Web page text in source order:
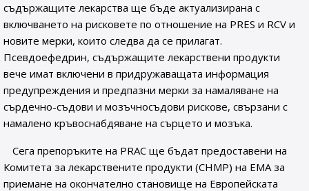
съдържащите лекарства ще бъде актуализирана с
включването на рисковете по отношение на PRES и RCV и
новите мерки, които следва да се прилагат.
Псевдоефедрин, съдържащите лекарствени продукти
вече имат включени в придружаващата информация
предупреждения и предпазни мерки за намаляване на
сърдечно-съдови и мозъчносъдови рискове, свързани с
намалено кръвоснабдяване на сърцето и мозъка.
Сега препоръките на PRAC ще бъдат предоставени на
Комитета за лекарствените продукти (CHMP) на ЕМА за
приемане на окончателно становище на Европейската